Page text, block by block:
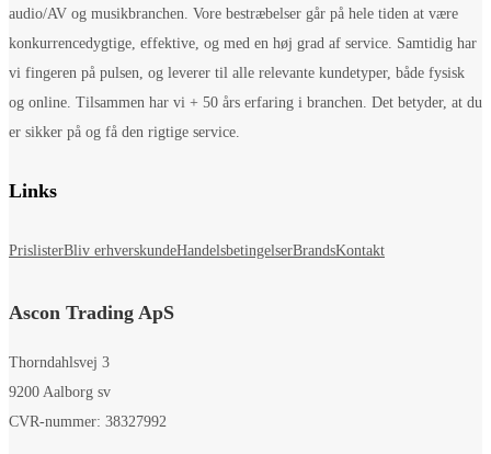
audio/AV og musikbranchen. Vore bestræbelser går på hele tiden at være
konkurrencedygtige, effektive, og med en høj grad af service. Samtidig har
vi fingeren på pulsen, og leverer til alle relevante kundetyper, både fysisk
og online. Tilsammen har vi + 50 års erfaring i branchen. Det betyder, at du
er sikker på og få den rigtige service.
Links
PrislisterBliv erhverskundeHandelsbetingelserBrandsKontakt
Ascon Trading ApS
Thorndahlsvej 3
9200 Aalborg sv
CVR-nummer: 38327992